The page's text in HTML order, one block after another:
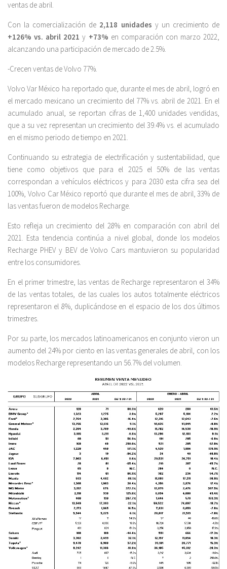
ventas de abril.
Con la comercialización de 2,118 unidades y un crecimiento de
+126% vs. abril 2021 y +73% en comparación con marzo 2022,
alcanzando una participación de mercado de 2.5%.
-Crecen ventas de Volvo 77%.
Volvo Var México ha reportado que, durante el mes de abril, logró en
el mercado mexicano un crecimiento del 77% vs. abril de 2021. En el
acumulado anual, se reportan cifras de 1,400 unidades vendidas,
que a su vez representan un crecimiento del 39.4% vs. el acumulado
en el mismo periodo de tiempo en 2021.
Continuando su estrategia de electrificación y sustentabilidad, que
tiene como objetivos que para el 2025 el 50% de las ventas
correspondan a vehículos eléctricos y para 2030 esta cifra sea del
100%, Volvo Car México reportó que durante el mes de abril, 33% de
las ventas fueron de modelos Recharge.
Esto refleja un crecimiento del 28% en comparación con abril del
2021. Esta tendencia continúa a nivel global, donde los modelos
Recharge PHEV y BEV de Volvo Cars mantuvieron su popularidad
entre los consumidores.
En el primer trimestre, las ventas de Recharge representaron el 34%
de las ventas totales, de las cuales los autos totalmente eléctricos
representaron el 8%, duplicándose en el espacio de los dos últimos
trimestres.
Por su parte, los mercados latinoamericanos en conjunto vieron un
aumento del 24% por ciento en las ventas generales de abril, con los
modelos Recharge representando un 56.7% del volumen.